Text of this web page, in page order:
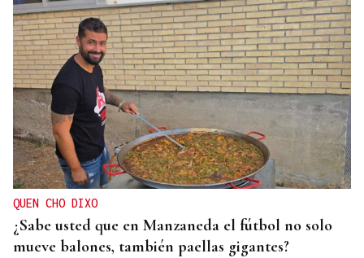
QUEN CHO DIXO
¿Sabe usted que en Manzaneda el fútbol no solo
mueve balones, también paellas gigantes?